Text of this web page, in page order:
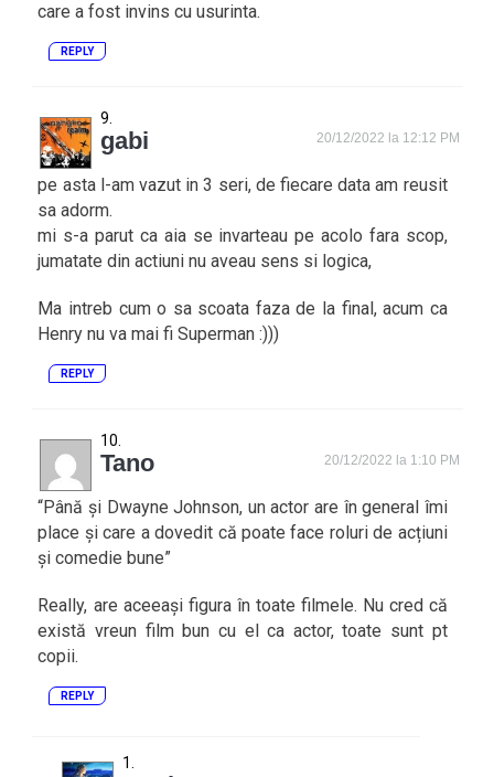
care a fost invins cu usurinta.
REPLY
gabi 20/12/2022 la 12:12 PM
pe asta l-am vazut in 3 seri, de fiecare data am reusit
sa adorm.
mi s-a parut ca aia se invarteau pe acolo fara scop,
jumatate din actiuni nu aveau sens si logica,
Ma intreb cum o sa scoata faza de la final, acum ca
Henry nu va mai fi Superman :)))
REPLY
Tano 20/12/2022 la 1:10 PM
“Până și Dwayne Johnson, un actor are în general îmi
place și care a dovedit că poate face roluri de acțiuni
și comedie bune”
Really, are aceeași figura în toate filmele. Nu cred că
există vreun film bun cu el ca actor, toate sunt pt
copii.
REPLY